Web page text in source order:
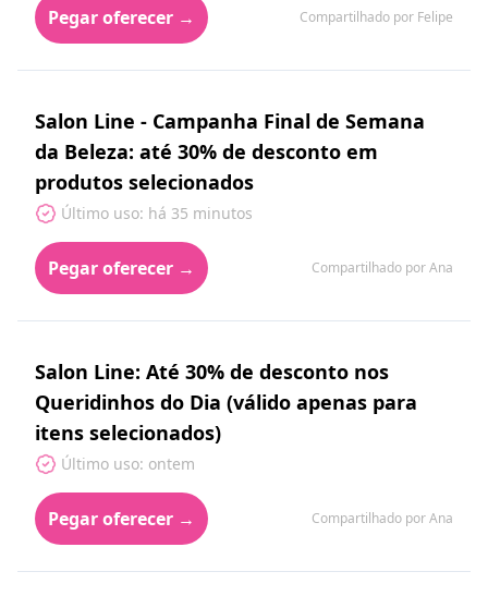
Pegar oferecer → Compartilhado por Felipe
Salon Line - Campanha Final de Semana
da Beleza: até 30% de desconto em
produtos selecionados
Último uso: há 35 minutos
Pegar oferecer → Compartilhado por Ana
Salon Line: Até 30% de desconto nos
Queridinhos do Dia (válido apenas para
itens selecionados)
Último uso: ontem
Pegar oferecer → Compartilhado por Ana